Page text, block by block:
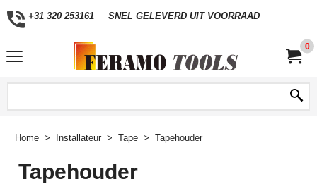
+31 320 253161 SNEL GELEVERD UIT VOORRAAD
0
Home > Installateur > Tape > Tapehouder
Tapehouder